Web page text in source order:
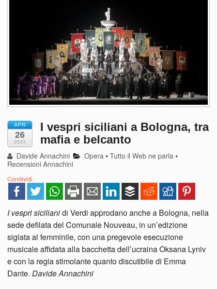
APR
26
2023
I vespri siciliani a Bologna, tra
mafia e belcanto
Davide Annachini Opera •Tutto il Web ne parla •
Recensioni Annachini
Condividi
I vespri sicilianidi Verdi approdano anche a Bologna, nella
sede defilata del Comunale Nouveau, in un’edizione
siglata al femminile, con una pregevole esecuzione
musicale affidata alla bacchetta dell’ucraina Oksana Lyniv
e con la regia stimolante quanto discutibile di Emma
Dante. Davide Annachini